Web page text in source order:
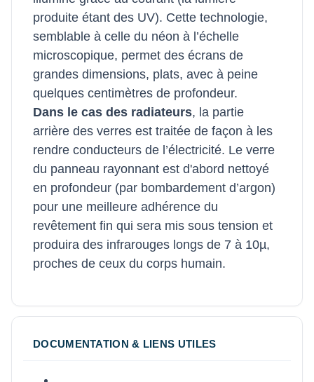
produite étant des UV). Cette technologie,
semblable à celle du néon à l’échelle
microscopique, permet des écrans de
grandes dimensions, plats, avec à peine
quelques centimètres de profondeur.
Dans le cas des radiateurs, la partie
arrière des verres est traitée de façon à les
rendre conducteurs de l’électricité. Le verre
du panneau rayonnant est d'abord nettoyé
en profondeur (par bombardement d’argon)
pour une meilleure adhérence du
revêtement fin qui sera mis sous tension et
produira des infrarouges longs de 7 à 10µ,
proches de ceux du corps humain.
DOCUMENTATION & LIENS UTILES